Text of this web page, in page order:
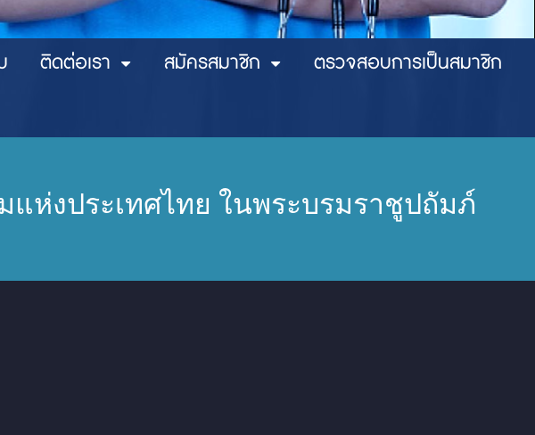
ติดต่อเรา สมัครสมาชิก
ตรวจสอบการเป็นสมาชิก
ห่งประเทศไทย ในพระบรมราชูปถัมภ์